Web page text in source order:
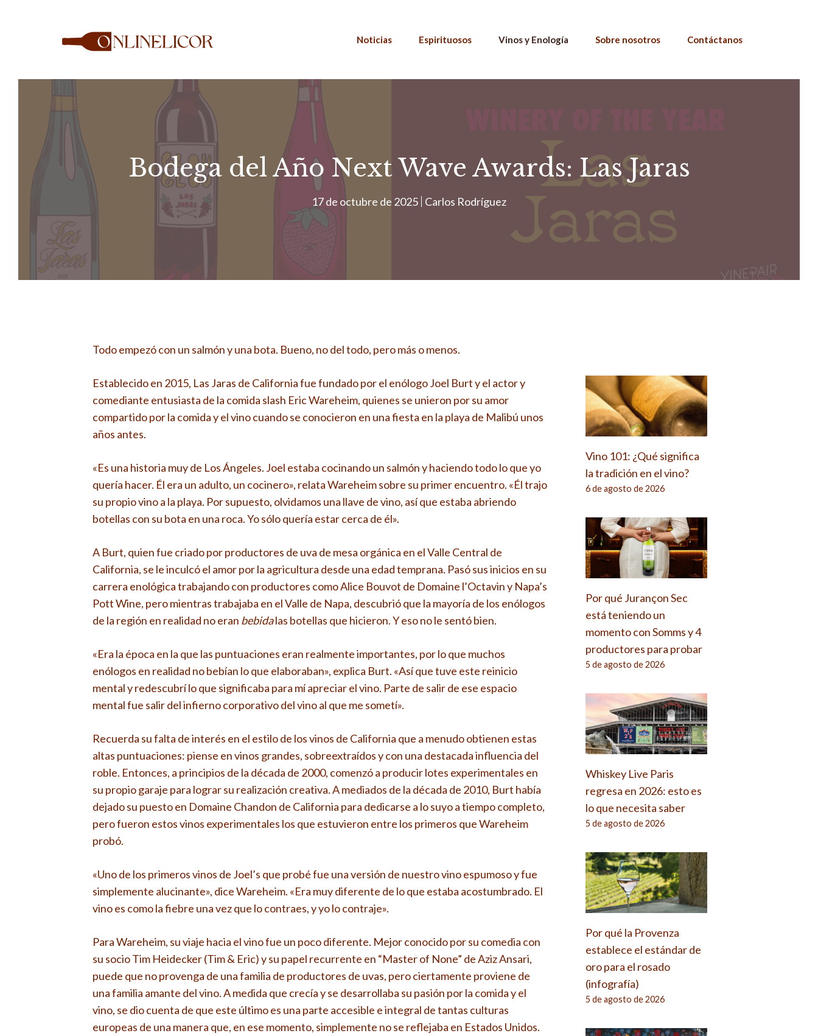
Noticias Espirituosos Vinos y Enología Sobre nosotros Contáctanos
Bodega del Año Next Wave Awards: Las Jaras
17 de octubre de 2025 Carlos Rodríguez
Todo empezó con un salmón y una bota. Bueno, no del todo, pero más o menos.
Establecido en 2015, Las Jaras de California fue fundado por el enólogo Joel Burt y el actor y
comediante entusiasta de la comida slash Eric Wareheim, quienes se unieron por su amor
compartido por la comida y el vino cuando se conocieron en una fiesta en la playa de Malibú unos
años antes.
«Es una historia muy de Los Ángeles. Joel estaba cocinando un salmón y haciendo todo lo que yo
quería hacer. Él era un adulto, un cocinero», relata Wareheim sobre su primer encuentro. «Él trajo
su propio vino a la playa. Por supuesto, olvidamos una llave de vino, así que estaba abriendo
botellas con su bota en una roca. Yo sólo quería estar cerca de él».
A Burt, quien fue criado por productores de uva de mesa orgánica en el Valle Central de
California, se le inculcó el amor por la agricultura desde una edad temprana. Pasó sus inicios en su
carrera enológica trabajando con productores como Alice Bouvot de Domaine l’Octavin y Napa’s
Pott Wine, pero mientras trabajaba en el Valle de Napa, descubrió que la mayoría de los enólogos
de la región en realidad no eran bebidalas botellas que hicieron. Y eso no le sentó bien.
«Era la época en la que las puntuaciones eran realmente importantes, por lo que muchos
enólogos en realidad no bebían lo que elaboraban», explica Burt. «Así que tuve este reinicio
mental y redescubrí lo que significaba para mí apreciar el vino. Parte de salir de ese espacio
mental fue salir del infierno corporativo del vino al que me sometí».
Recuerda su falta de interés en el estilo de los vinos de California que a menudo obtienen estas
altas puntuaciones: piense en vinos grandes, sobreextraídos y con una destacada influencia del
roble. Entonces, a principios de la década de 2000, comenzó a producir lotes experimentales en
su propio garaje para lograr su realización creativa. A mediados de la década de 2010, Burt había
dejado su puesto en Domaine Chandon de California para dedicarse a lo suyo a tiempo completo,
pero fueron estos vinos experimentales los que estuvieron entre los primeros que Wareheim
probó.
«Uno de los primeros vinos de Joel’s que probé fue una versión de nuestro vino espumoso y fue
simplemente alucinante», dice Wareheim. «Era muy diferente de lo que estaba acostumbrado. El
vino es como la fiebre una vez que lo contraes, y yo lo contraje».
Para Wareheim, su viaje hacia el vino fue un poco diferente. Mejor conocido por su comedia con
su socio Tim Heidecker (Tim & Eric) y su papel recurrente en “Master of None” de Aziz Ansari,
puede que no provenga de una familia de productores de uvas, pero ciertamente proviene de
una familia amante del vino. A medida que crecía y se desarrollaba su pasión por la comida y el
vino, se dio cuenta de que este último es una parte accesible e integral de tantas culturas
europeas de una manera que, en ese momento, simplemente no se reflejaba en Estados Unidos.
Vino 101: ¿Qué significa
la tradición en el vino?
6 de agosto de 2026
Por qué Jurançon Sec
está teniendo un
momento con Somms y 4
productores para probar
5 de agosto de 2026
Whiskey Live Paris
regresa en 2026: esto es
lo que necesita saber
5 de agosto de 2026
Por qué la Provenza
establece el estándar de
oro para el rosado
(infografía)
5 de agosto de 2026